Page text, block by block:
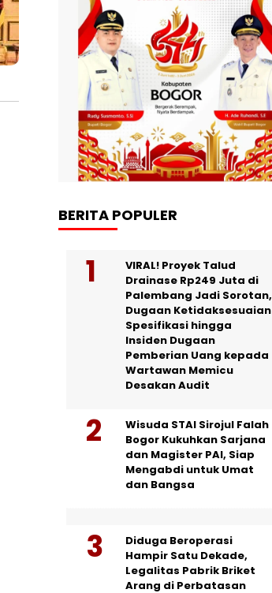
BERITA POPULER
VIRAL! Proyek Talud
Drainase Rp249 Juta di
Palembang Jadi Sorotan,
Dugaan Ketidaksesuaian
Spesifikasi hingga
Insiden Dugaan
Pemberian Uang kepada
Wartawan Memicu
Desakan Audit
Wisuda STAI Sirojul Falah
Bogor Kukuhkan Sarjana
dan Magister PAI, Siap
Mengabdi untuk Umat
dan Bangsa
Diduga Beroperasi
Hampir Satu Dekade,
Legalitas Pabrik Briket
Arang di Perbatasan